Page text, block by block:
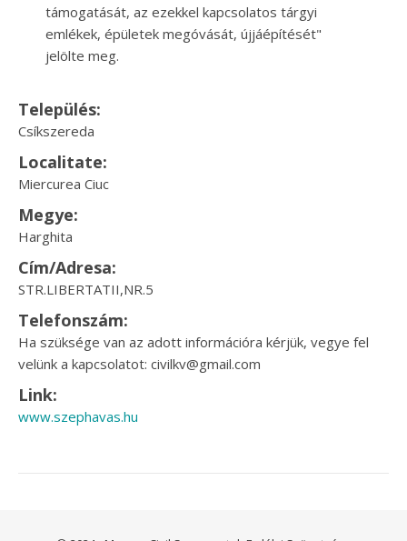
támogatását, az ezekkel kapcsolatos tárgyi
emlékek, épületek megóvását, újjáépítését"
jelölte meg.
Település:
Csíkszereda
Localitate:
Miercurea Ciuc
Megye:
Harghita
Cím/Adresa:
STR.LIBERTATII,NR.5
Telefonszám:
Ha szüksége van az adott információra kérjük, vegye fel
velünk a kapcsolatot: civilkv@gmail.com
Link:
www.szephavas.hu